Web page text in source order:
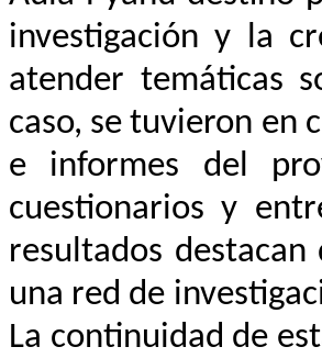
investigación y la
atender temáticas
caso, se tuvieron en
e informes del
cuestionarios y
resultados
una red de
La continuidad de